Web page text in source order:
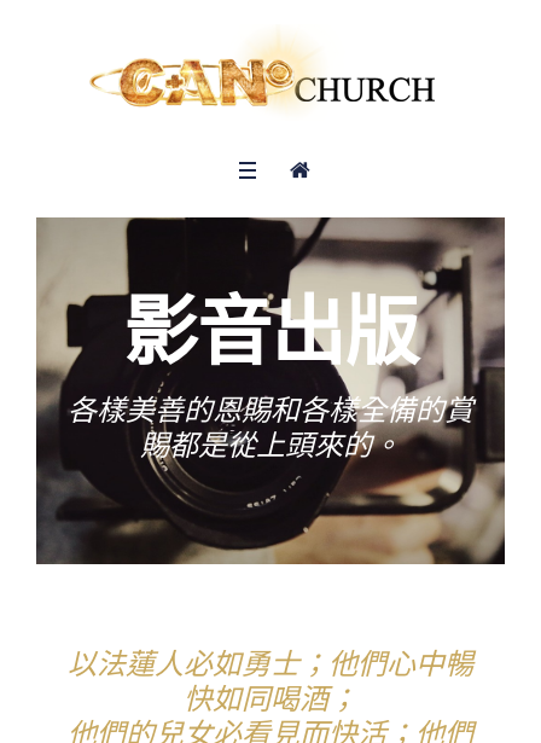
影音出版
各樣美善的恩賜和各樣全備的賞
賜都是從上頭來的。
以法蓮人必如勇士；他們心中暢
快如同喝酒；
他們的兒女必看見而快活；他們